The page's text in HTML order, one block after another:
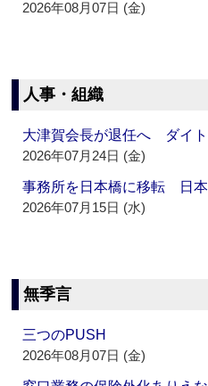
2026年08月07日 (金)
人事・組織
大津賀会長が退任へ ダイト
2026年07月24日 (金)
事務所を日本橋に移転 日
2026年07月15日 (水)
無季言
三つのPUSH
2026年08月07日 (金)